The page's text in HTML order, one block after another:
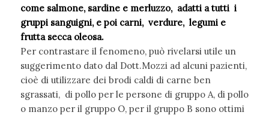
come salmone, sardine e merluzzo, adatti a tutti i
gruppi sanguigni, e poi carni, verdure, legumi e
frutta secca oleosa.
Per contrastare il fenomeno, può rivelarsi utile un
suggerimento dato dal Dott.Mozzi ad alcuni pazienti,
cioè di utilizzare dei brodi caldi di carne ben
sgrassati, di pollo per le persone di gruppo A, di pollo
o manzo per il gruppo O, per il gruppo B sono ottimi